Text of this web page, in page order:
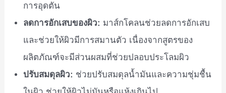
การอุดตัน
ลดการอักเสบของผิว: มาส์กโคลนช่วยลดการอักเสบ
และช่วยให้ผิวมีการสมานตัว เนื่องจากสูตรของ
ผลิตภัณฑ์จะมีส่วนผสมที่ช่วยปลอบประโลมผิว
ปรับสมดุลผิว: ช่วยปรับสมดุลน้ำมันและความชุ่มชื้น